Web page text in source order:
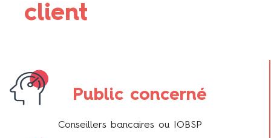
client
Public concerné
Conseillers bancaires ou IOBSP